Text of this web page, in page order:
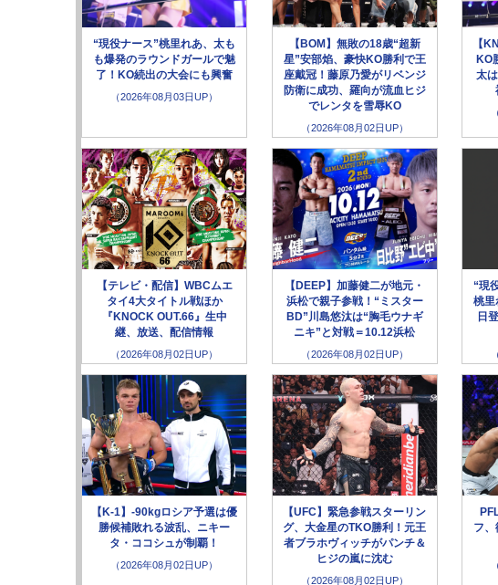
“現役ナース”桃里れあ、太も
も爆発のラウンドガールで魅
了！KO続出の大会にも興奮
（2026年08月03日UP）
【BOM】無敗の18歳“超新
星”安部焰、豪快KO勝利で王
座戴冠！藤原乃愛がリベンジ
防衛に成功、羅向が流血ヒジ
でレンタを雪辱KO
（2026年08月02日UP）
【
KO
太
【テレビ・配信】WBCムエ
タイ4大タイトル戦ほか
『KNOCK OUT.66』生中
継、放送、配信情報
（2026年08月02日UP）
【DEEP】加藤健二が地元・
浜松で親子参戦！“ミスター
BD”川島悠汰は“胸毛ウナギ
ニキ”と対戦＝10.12浜松
（2026年08月02日UP）
“現
桃里
日
【K-1】-90kgロシア予選は優
勝候補敗れる波乱、ニキー
タ・ココシュが制覇！
（2026年08月02日UP）
【UFC】緊急参戦スターリン
グ、大金星のTKO勝利！元王
者ブラホヴィッチがパンチ＆
ヒジの嵐に沈む
（2026年08月02日UP）
フ